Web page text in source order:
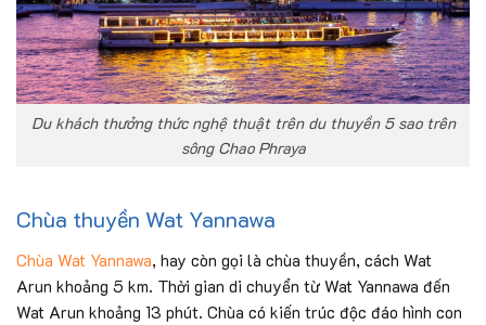
Du khách thưởng thức nghệ thuật trên du thuyền 5 sao trên
sông Chao Phraya
Chùa thuyền Wat Yannawa
Chùa Wat Yannawa, hay còn gọi là chùa thuyền, cách Wat
Arun khoảng 5 km. Thời gian di chuyển từ Wat Yannawa đến
Wat Arun khoảng 13 phút. Chùa có kiến trúc độc đáo hình con